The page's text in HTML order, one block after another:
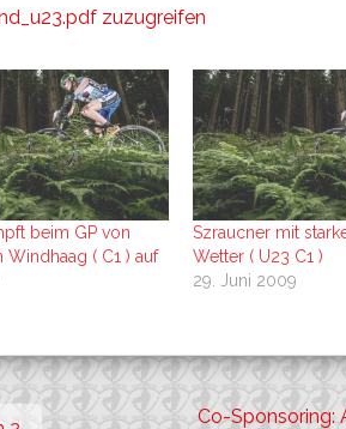
zuzugreifen
beim GP von
Windhaag ( C1 ) auf
Szraucner mit
Wetter ( U23 C1 )
29. Juni 2009
Co-Sponsoring: